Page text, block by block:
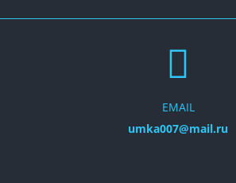
EMAIL
umka007@mail.ru